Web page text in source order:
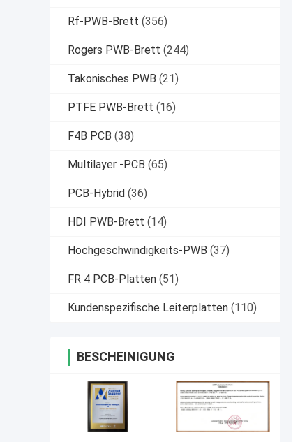
Rf-PWB-Brett (356)
Rogers PWB-Brett (244)
Takonisches PWB (21)
PTFE PWB-Brett (16)
F4B PCB (38)
Multilayer -PCB (65)
PCB-Hybrid (36)
HDI PWB-Brett (14)
Hochgeschwindigkeits-PWB (37)
FR 4 PCB-Platten (51)
Kundenspezifische Leiterplatten (110)
BESCHEINIGUNG